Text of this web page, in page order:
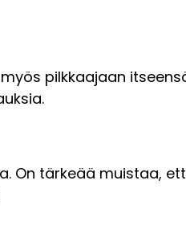
pilkkaajaan
tärkeää muistaa,